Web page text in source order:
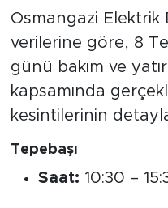
Osmangazi Elektrik
verilerine göre, 8
günü bakım ve
kapsamında
kesintilerinin
Tepebaşı
Saat: 10:30 –